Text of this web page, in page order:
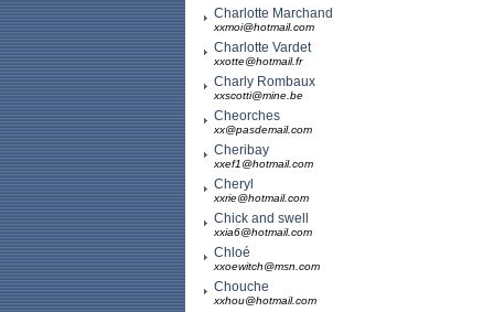
Charlotte Marchand
xxmoi@hotmail.com
Charlotte Vardet
xxotte@hotmail.fr
Charly Rombaux
xxscotti@mine.be
Cheorches
xx@pasdemail.com
Cheribay
xxef1@hotmail.com
Cheryl
xxrie@hotmail.com
Chick and swell
xxia6@hotmail.com
Chloé
xxoewitch@msn.com
Chouche
xxhou@hotmail.com